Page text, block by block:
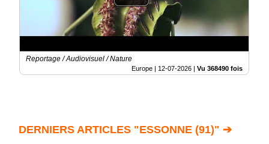
Reportage / Audiovisuel / Nature
Europe | 12-07-2026 | Vu 368490 fois
DERNIERS ARTICLES "ESSONNE (91)" ➔